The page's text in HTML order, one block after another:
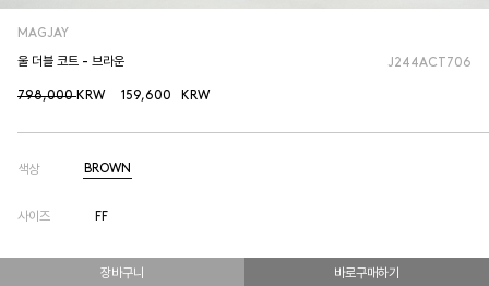
MAGJAY
울 더블 코트 - 브라운 J244ACT706
798,000KRW 159,600 KRW
색상 BROWN
사이즈 FF
장바구니 바로구매하기